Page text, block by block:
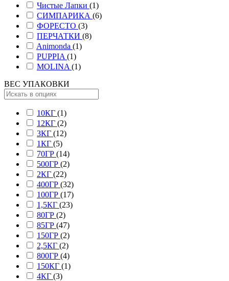
Чистые Лапки (1)
СИМПАРИКА (6)
ФОРЕСТО (3)
ПЕРЧАТКИ (8)
Animonda (1)
PUPPIA (1)
MOLINA (1)
ВЕС УПАКОВКИ
10КГ (1)
12КГ (2)
3КГ (12)
1КГ (5)
70ГР (14)
500ГР (2)
2КГ (22)
400ГР (32)
100ГР (17)
1,5КГ (23)
80ГР (2)
85ГР (47)
150ГР (2)
2,5КГ (2)
800ГР (4)
150КГ (1)
4КГ (3)